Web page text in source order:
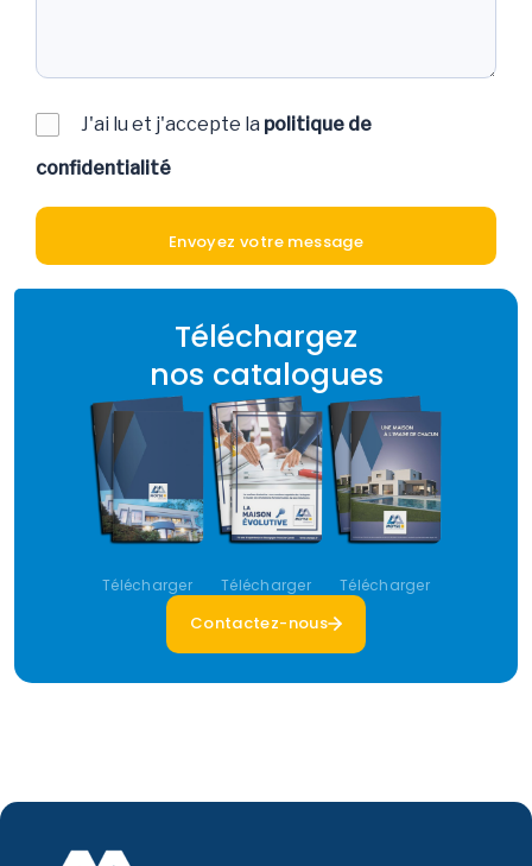
J'ai lu et j'accepte la politique de
confidentialité
Téléchargez
nos catalogues
Télécharger Télécharger Télécharger
Contactez-nous